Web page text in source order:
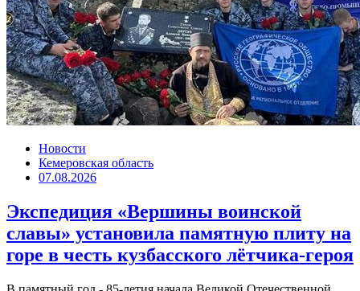
Новости
Кемеровская область
07.08.2026
Экспедиция «Вершины воинской
славы» установила памятную плиту на
горе в честь кузбасского лётчика-героя